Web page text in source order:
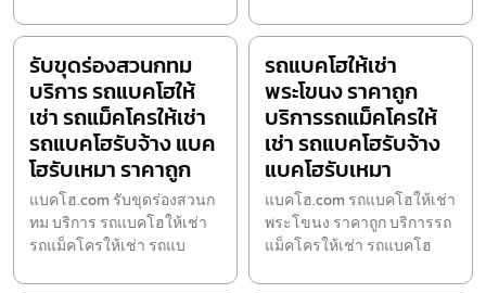
รับขุดร่องสวนกทม
บริการ รถแบคโฮให้
เช่า รถแม็คโครให้เช่า
รถแบคโฮรับจ้าง แบค
โฮรับเหมา ราคาถูก
แบคโฮ.com รับขุดร่องสวนก
ทม บริการ รถแบคโฮให้เช่า
รถแม็คโครให้เช่า รถแบ
รถแบคโฮให้เช่า
พระโขนง ราคาถูก
บริการรถแม็คโครให้
เช่า รถแบคโฮรับจ้าง
แบคโฮรับเหมา
แบคโฮ.com รถแบคโฮให้เช่า
พระโขนง ราคาถูก บริการรถ
แม็คโครให้เช่า รถแบคโฮ